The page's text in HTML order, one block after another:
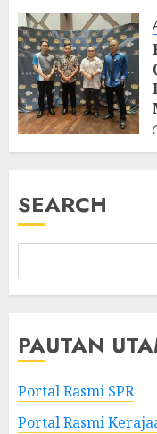
SEARCH
PAUTAN
Portal Rasmi SPR
Portal Rasmi